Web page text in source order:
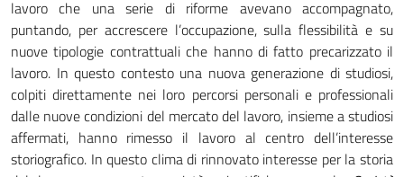
lavoro che una serie di riforme avevano accompagnato,
puntando, per accrescere l’occupazione, sulla flessibilità e su
nuove tipologie contrattuali che hanno di fatto precarizzato il
lavoro. In questo contesto una nuova generazione di studiosi,
colpiti direttamente nei loro percorsi personali e professionali
dalle nuove condizioni del mercato del lavoro, insieme a studiosi
affermati, hanno rimesso il lavoro al centro dell’interesse
storiografico. In questo clima di rinnovato interesse per la storia